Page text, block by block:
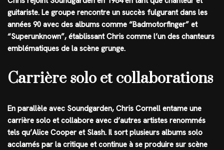
guitariste. Le groupe rencontre un succès fulgurant dans les
années 90 avec des albums comme “Badmotorfinger” et
“Superunknown”, établissant Chris comme l’un des chanteurs
emblématiques de la scène grunge.
Carrière solo et collaborations
En parallèle avec Soundgarden, Chris Cornell entame une
carrière solo et collabore avec d’autres artistes renommés
tels qu’Alice Cooper et Slash. Il sort plusieurs albums solo
acclamés par la critique et continue à se produire sur scène